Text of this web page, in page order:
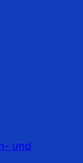
und